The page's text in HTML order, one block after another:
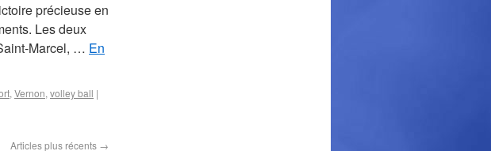
précieuse en
Les deux
Marcel, … En
, Vernon, volley ball |
Articles plus récents →